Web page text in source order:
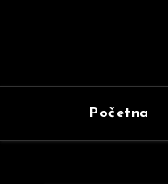
Početna